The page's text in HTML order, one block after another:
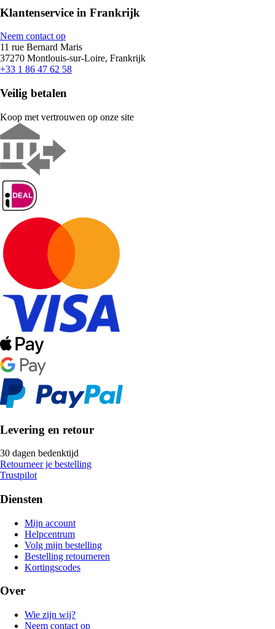
Klantenservice in Frankrijk
Neem contact op
11 rue Bernard Maris
37270 Montlouis-sur-Loire, Frankrijk
+33 1 86 47 62 58
Veilig betalen
Koop met vertrouwen op onze site
Levering en retour
30 dagen bedenktijd
Retourneer je bestelling
Trustpilot
Diensten
Mijn account
Helpcentrum
Volg mijn bestelling
Bestelling retourneren
Kortingscodes
Over
Wie zijn wij?
Neem contact op